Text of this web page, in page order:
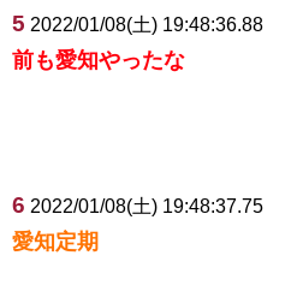
5 2022/01/08(土) 19:48:36.88
前も愛知やったな
6 2022/01/08(土) 19:48:37.75
愛知定期